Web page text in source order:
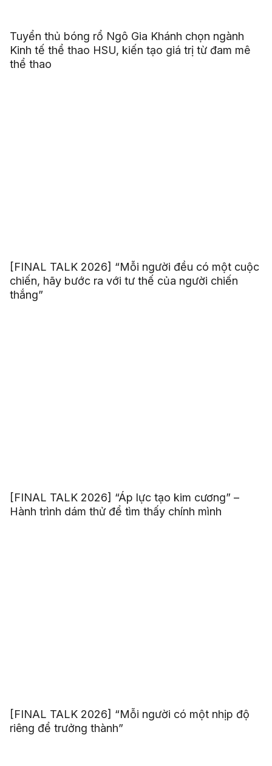
Tuyển thủ bóng rổ Ngô Gia Khánh chọn ngành
Kinh tế thể thao HSU, kiến tạo giá trị từ đam mê
thể thao
[FINAL TALK 2026] “Mỗi người đều có một cuộc
chiến, hãy bước ra với tư thế của người chiến
thắng”
[FINAL TALK 2026] “Áp lực tạo kim cương” –
Hành trình dám thử để tìm thấy chính mình
[FINAL TALK 2026] “Mỗi người có một nhịp độ
riêng để trưởng thành”